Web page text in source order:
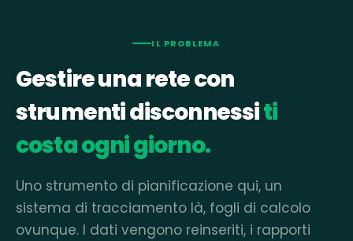
IL PROBLEMA
Gestire una rete con
strumenti disconnessiti
costa ogni giorno.
Uno strumento di pianificazione qui, un
sistema di tracciamento là, fogli di calcolo
ovunque. I dati vengono reinseriti, i rapporti